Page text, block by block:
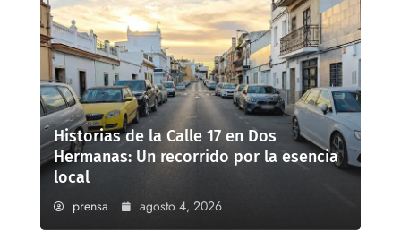
Historias de la Calle 17 en Dos
Hermanas: Un recorrido por la esencia
local
prensa agosto 4, 2026